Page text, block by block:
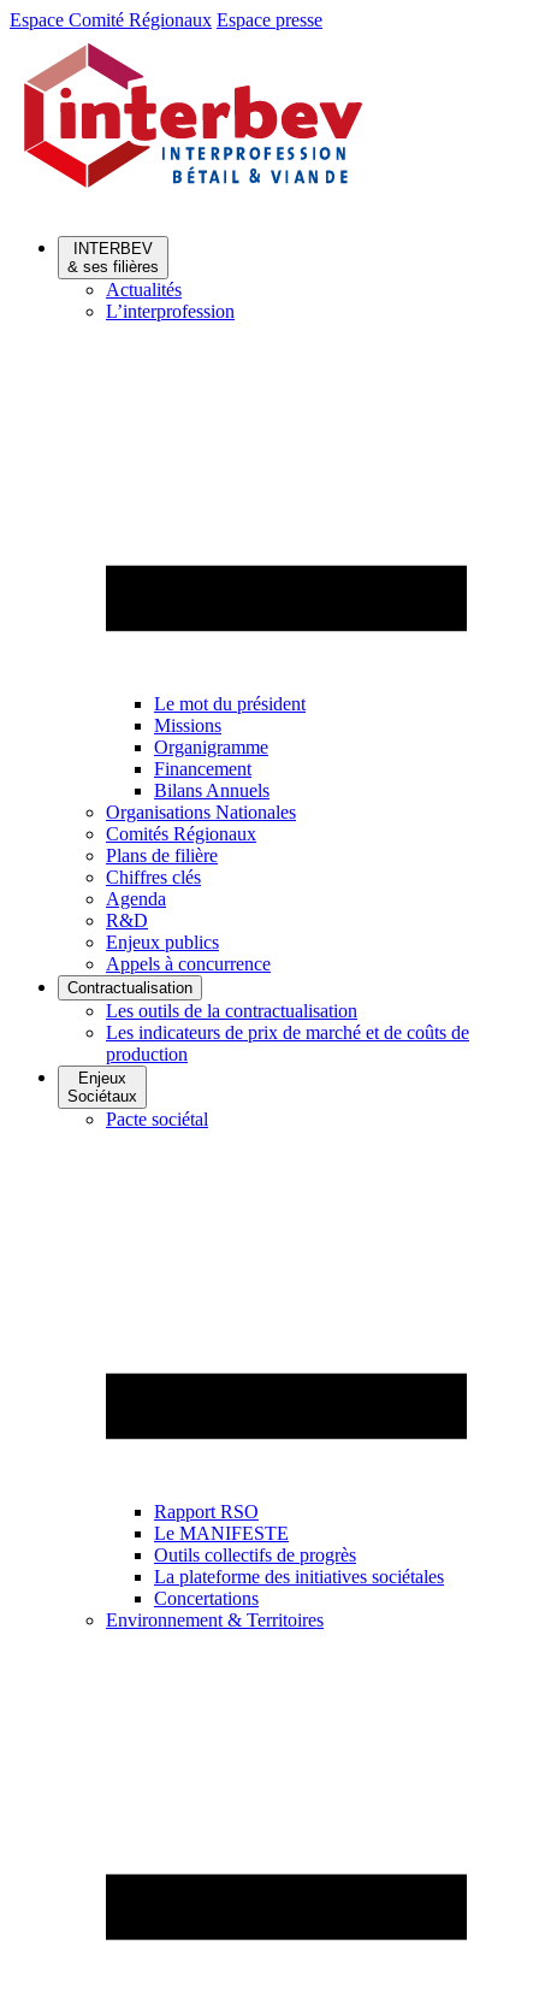
Aller
Aller
contenu
Espace Comité Régionaux Espace presse
INTERBEV
& ses filières
Actualités
L’interprofession
Le mot du président
Missions
Organigramme
Financement
Bilans Annuels
Organisations Nationales
Comités Régionaux
Plans de filière
Chiffres clés
Agenda
R&D
Enjeux publics
Appels à concurrence
Contractualisation
Les outils de la contractualisation
Les indicateurs de prix de marché et de coûts de
production
Enjeux
Sociétaux
Pacte sociétal
Rapport RSO
Le MANIFESTE
Outils collectifs de progrès
La plateforme des initiatives sociétales
Concertations
Environnement & Territoires